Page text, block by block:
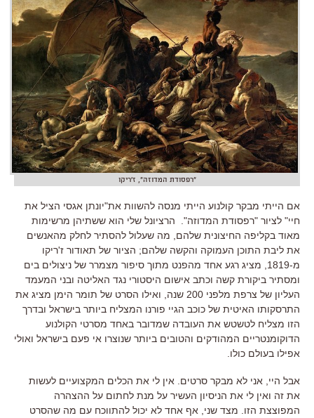
"רפסודת המדוזה", ז'ריקו
אם הייתי מבקר קולנוע הייתי מנסה להשוות את"יונתן אגסי הציל את
חיי" לציור "רפסודת המדוזה". הרציונל שלי הוא ששתיהן מרשימות
מאוד בקליפה החיצונית שלהם
מה שעלול להסתיר לחלק מהאנשים
את ליבת התוכן העמוקה והקשה שלהם; הציור של תאודור ז'ריקו
מ-1819,
מציג רגע אחד מהפנט מתוך סיפור מצמרר של ניצולים בים
ומסתיר ביקורת קשה וכתב אישום היסטורי נגד האליטה ובני המעמד
העליון של צרפת מלפני 200 שנה
ואילו הסרט של תומר הימן מציג את
התרסקותו האיטית של כוכב הגיי פורנו המצליח ביותר בישראל ובדרך
הזו מצליח לטשטש את העובדה שמדובר באחד מסרטי הקולנוע
הדוקומנטריים המהודקים והטובים ביותר שנוצרו אי פעם בישראל ואולי
אפילו בעולם כולו
אבל היי אני לא מבקר סרטים
אין לי את הכלים המקצועיים לעשות
את זה ואין לי את הניסיון העשיר על מנת לחתום על ההצהרה
המפוצצת הזו
מצד שני
אף אחד לא יכול להתווכח עם מה שהסרט